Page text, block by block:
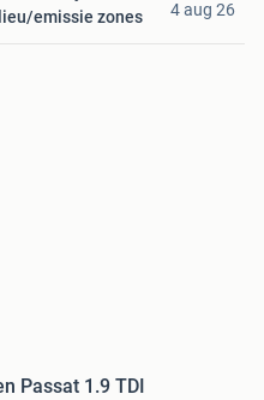
emissie zones
4 aug 26
Passat 1.9 TDI